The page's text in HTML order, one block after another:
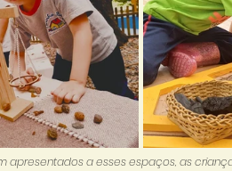
apresentados a esses espaços, as